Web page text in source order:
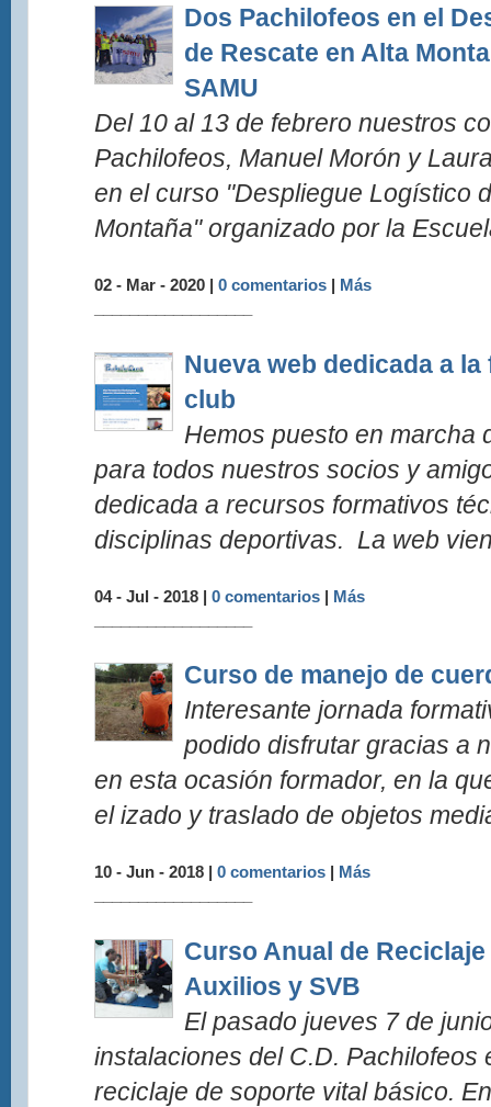
Dos Pachilofeos en el
de Rescate en Alta
SAMU
Del 10 al 13 de febrero nuestros
Pachilofeos, Manuel Morón y
en el curso "Despliegue Logístico
Montaña" organizado por la
02 - Mar - 2020 | 0 comentarios| Más
Nueva web dedicada a
club
Hemos puesto en marcha
para todos nuestros socios y
dedicada a recursos formativos
disciplinas deportivas. La web
04 - Jul - 2018 | 0 comentarios| Más
Curso de manejo de
Interesante jornada
podido disfrutar gracias a
en esta ocasión formador, en la
el izado y traslado de objetos
10 - Jun - 2018 | 0 comentarios| Más
Curso Anual de
Auxilios y SVB
El pasado jueves 7 de
instalaciones del C.D. Pachilofeos
reciclaje de soporte vital básico.